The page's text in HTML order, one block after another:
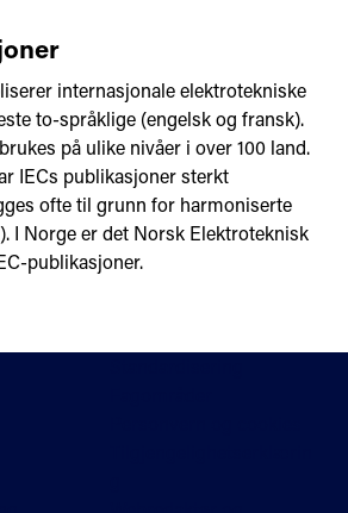
internasjonale elektrotekniske
to-språklige (engelsk og fransk).
på ulike nivåer i over 100 land.
IECs publikasjoner sterkt
ofte til grunn for harmoniserte
I Norge er det Norsk Elektroteknisk
publikasjoner.